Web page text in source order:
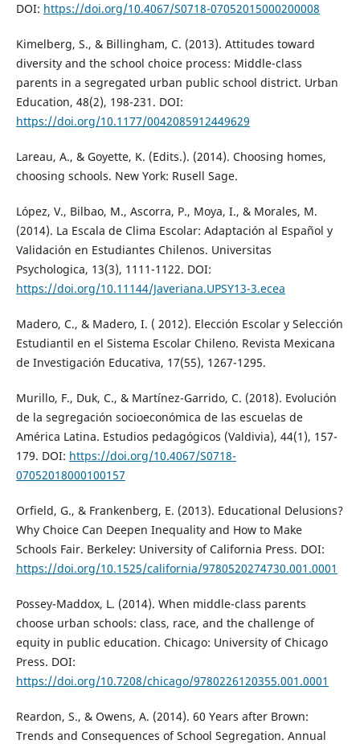
DOI: https://doi.org/10.4067/S0718-07052015000200008
Kimelberg, S., & Billingham, C. (2013). Attitudes toward
diversity and the school choice process: Middle-class
parents in a segregated urban public school district. Urban
Education, 48(2), 198-231. DOI:
https://doi.org/10.1177/0042085912449629
Lareau, A., & Goyette, K. (Edits.). (2014). Choosing homes,
choosing schools. New York: Rusell Sage.
López, V., Bilbao, M., Ascorra, P., Moya, I., & Morales, M.
(2014). La Escala de Clima Escolar: Adaptación al Español y
Validación en Estudiantes Chilenos. Universitas
Psychologica, 13(3), 1111-1122. DOI:
https://doi.org/10.11144/Javeriana.UPSY13-3.ecea
Madero, C., & Madero, I. ( 2012). Elección Escolar y Selección
Estudiantil en el Sistema Escolar Chileno. Revista Mexicana
de Investigación Educativa, 17(55), 1267-1295.
Murillo, F., Duk, C., & Martínez-Garrido, C. (2018). Evolución
de la segregación socioeconómica de las escuelas de
América Latina. Estudios pedagógicos (Valdivia), 44(1), 157-
179. DOI: https://doi.org/10.4067/S0718-
07052018000100157
Orfield, G., & Frankenberg, E. (2013). Educational Delusions?
Why Choice Can Deepen Inequality and How to Make
Schools Fair. Berkeley: University of California Press. DOI:
https://doi.org/10.1525/california/9780520274730.001.0001
Possey-Maddox, L. (2014). When middle-class parents
choose urban schools: class, race, and the challenge of
equity in public education. Chicago: University of Chicago
Press. DOI:
https://doi.org/10.7208/chicago/9780226120355.001.0001
Reardon, S., & Owens, A. (2014). 60 Years after Brown:
Trends and Consequences of School Segregation. Annual